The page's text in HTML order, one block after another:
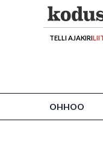
TELLI AJAKIRI
OHHOO